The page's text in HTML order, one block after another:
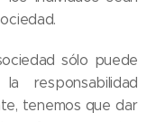
sólo puede
responsabilidad
tenemos que dar